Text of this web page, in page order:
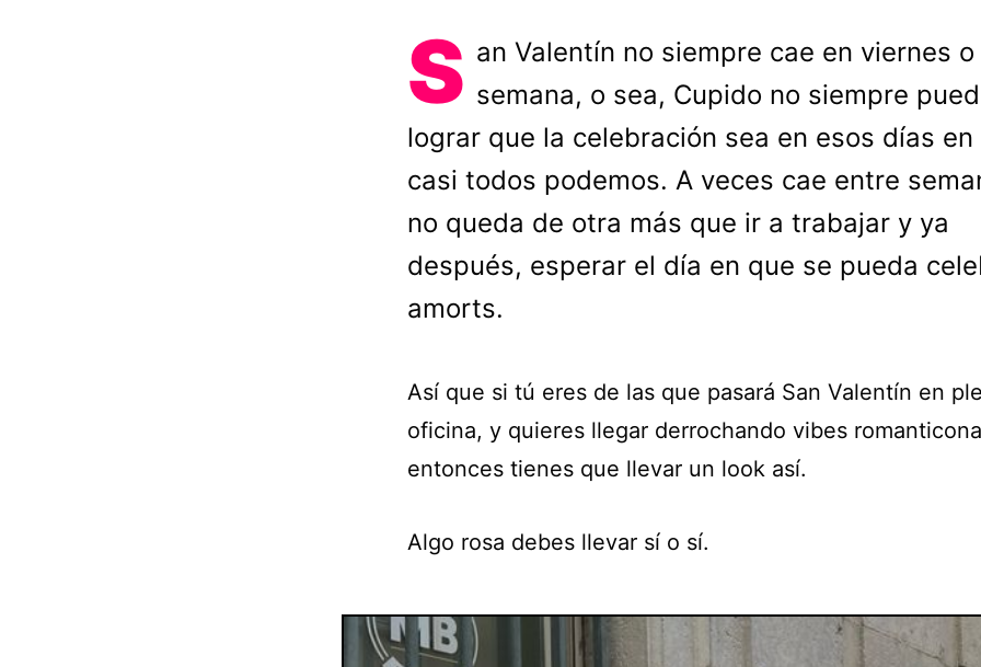
S an Valentín no siempre cae en viernes
semana, o sea, Cupido no siempre
lograr que la celebración sea en esos días en
casi todos podemos. A veces cae entre
no queda de otra más que ir a trabajar y ya
después, esperar el día en que se pueda
amorts.
Así que si tú eres de las que pasará San Valentín en
oficina, y quieres llegar derrochando vibes
entonces tienes que llevar un look así.
Algo rosa debes llevar sí o sí.